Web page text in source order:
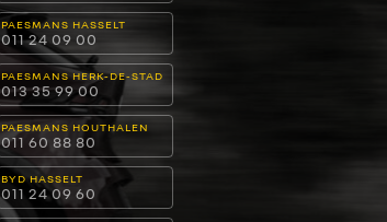
PAESMANS HASSELT
011 24 09 00
PAESMANS HERK-DE-STAD
013 35 99 00
PAESMANS HOUTHALEN
011 60 88 80
BYD HASSELT
011 24 09 60